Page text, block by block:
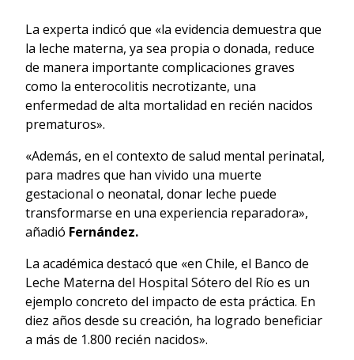
La experta indicó que «la evidencia demuestra que
la leche materna, ya sea propia o donada, reduce
de manera importante complicaciones graves
como la enterocolitis necrotizante, una
enfermedad de alta mortalidad en recién nacidos
prematuros».
«Además, en el contexto de salud mental perinatal,
para madres que han vivido una muerte
gestacional o neonatal, donar leche puede
transformarse en una experiencia reparadora»,
añadió Fernández.
La académica destacó que «en Chile, el Banco de
Leche Materna del Hospital Sótero del Río es un
ejemplo concreto del impacto de esta práctica. En
diez años desde su creación, ha logrado beneficiar
a más de 1.800 recién nacidos».